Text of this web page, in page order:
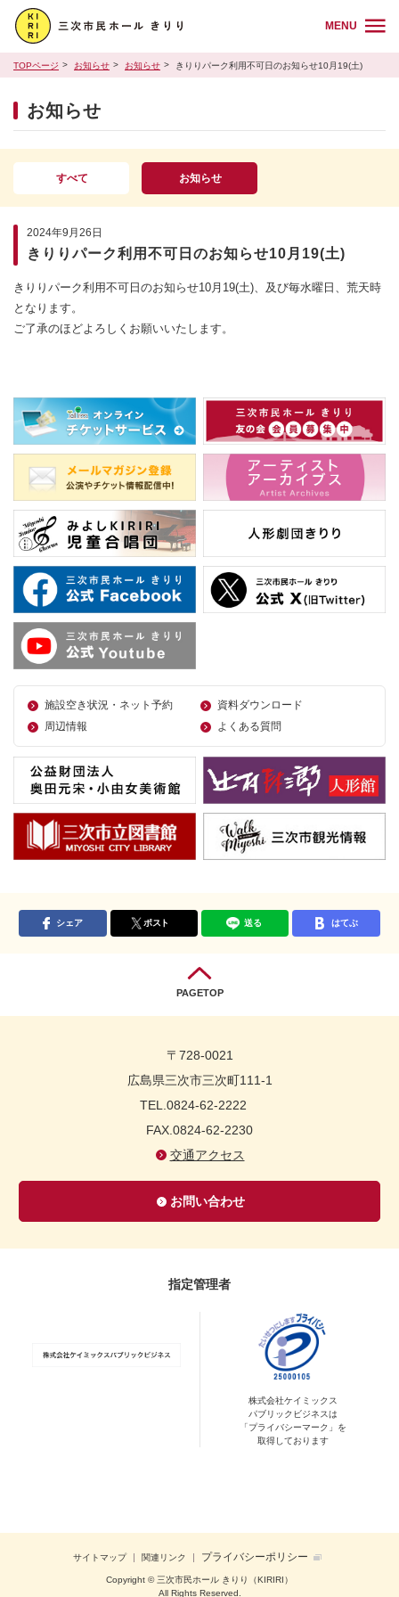
MENU
TOPページ お知らせ お知らせ きりりパーク利用不可日のお知らせ10月19(土)
お知らせ
すべて お知らせ
2024年9月26日
きりりパーク利用不可日のお知らせ10月19(土)
きりりパーク利用不可日のお知らせ10月19(土)、及び毎水曜日、荒天時
となります。
ご了承のほどよろしくお願いいたします。
施設空き状況・ネット予約
資料ダウンロード
周辺情報
よくある質問
シェア ポスト 送る はてぶ
PAGETOP
〒728-0021
広島県三次市三次町111-1
TEL.0824-62-2222
FAX.0824-62-2230
交通アクセス
お問い合わせ
指定管理者
株式会社ケイミックス
パブリックビジネスは
「プライバシーマーク」を
取得しております
サイトマップ 関連リンク プライバシーポリシー
Copyright © 三次市民ホール きりり（KIRIRI）
All Rights Reserved.